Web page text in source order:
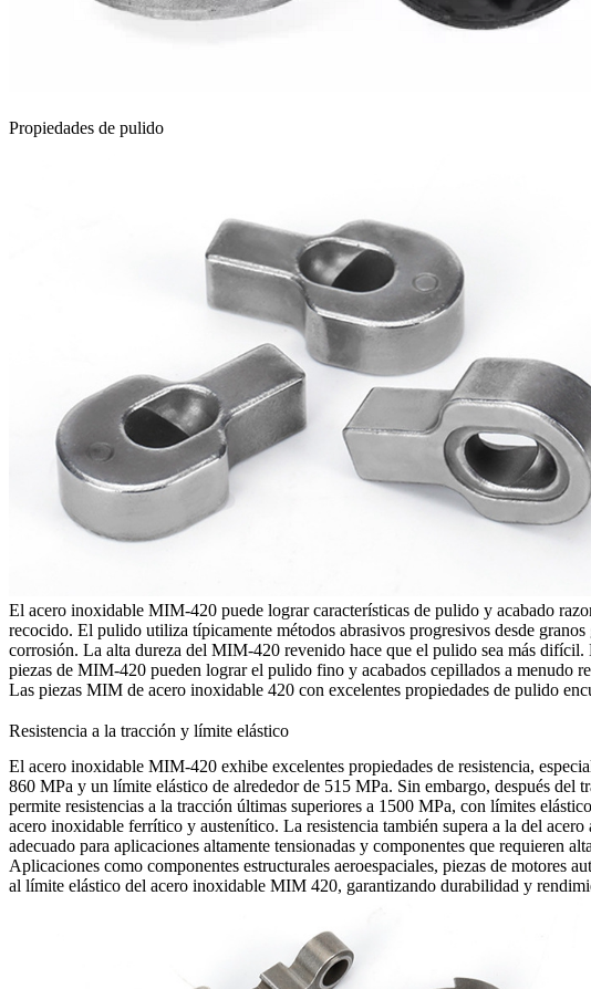
Propiedades de pulido
El acero inoxidable MIM-420 puede lograr características de pulido y acabado
recocido. El pulido utiliza típicamente métodos abrasivos progresivos desde
corrosión. La alta dureza del MIM-420 revenido hace que el pulido sea más
piezas de MIM-420 pueden lograr el pulido fino y acabados cepillados a menudo
Las piezas MIM de acero inoxidable 420 con excelentes propiedades de pulido
Resistencia a la tracción y límite elástico
El acero inoxidable MIM-420 exhibe excelentes propiedades de resistencia,
860 MPa y un límite elástico de alrededor de 515 MPa. Sin embargo, después del
permite resistencias a la tracción últimas superiores a 1500 MPa, con límites
acero inoxidable ferrítico y austenítico. La resistencia también supera a la del
adecuado para aplicaciones altamente tensionadas y componentes que requieren
Aplicaciones como componentes estructurales aeroespaciales, piezas de motores
al límite elástico del acero inoxidable MIM 420, garantizando durabilidad y